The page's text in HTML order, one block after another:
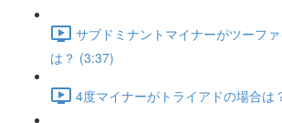
サブドミナントマイナーがツーフ
は？ (3:37)
4度マイナーがトライアドの場合は